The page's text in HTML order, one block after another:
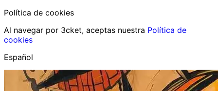
Política de cookies
Al navegar por 3cket, aceptas nuestra Política de
cookies
Español